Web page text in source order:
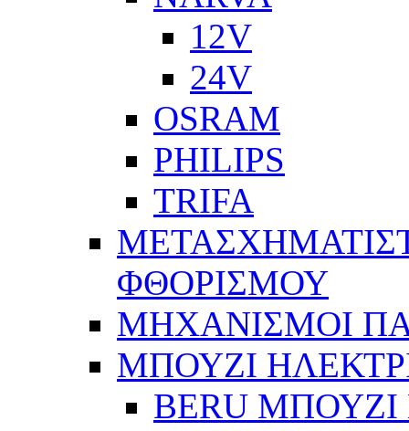
12V
24V
OSRAM
PHILIPS
TRIFA
ΦΘΟΡΙΣΜΟΥ
ΜΗΧΑΝΙΣΜΟΙ
ΜΠΟΥΖΙ
BERU